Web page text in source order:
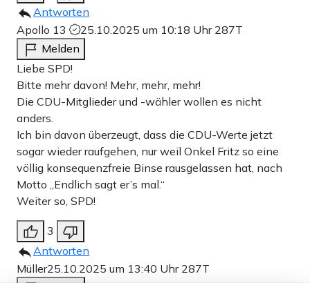
Antworten
Apollo 13
25.10.2025 um 10:18 Uhr 287T
Melden
Liebe SPD!
Bitte mehr davon! Mehr, mehr, mehr!
Die CDU-Mitglieder und -wähler wollen es nicht
anders.
Ich bin davon überzeugt, dass die CDU-Werte jetzt
sogar wieder raufgehen, nur weil Onkel Fritz so eine
völlig konsequenzfreie Binse rausgelassen hat, nach
Motto „Endlich sagt er’s mal.“
Weiter so, SPD!
3
Antworten
Müller25.10.2025 um 13:40 Uhr 287T